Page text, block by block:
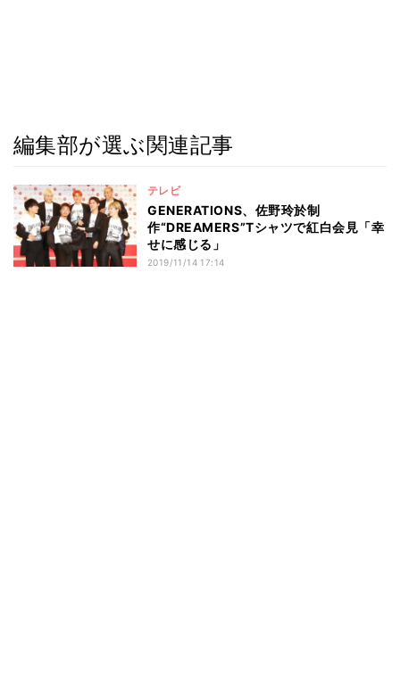
編集部が選ぶ関連記事
テレビ
GENERATIONS、佐野玲於制
作“DREAMERS”Tシャツで紅白会見「幸
せに感じる」
2019/11/14 17:14